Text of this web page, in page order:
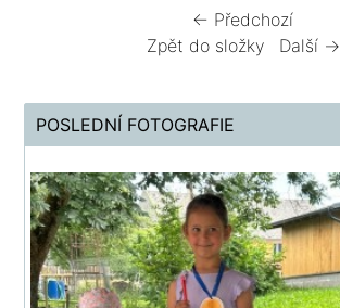
← Předchozí
Zpět do složky
Další →
POSLEDNÍ FOTOGRAFIE